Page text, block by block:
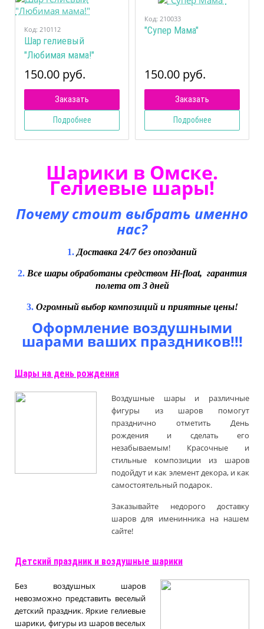
Код: 210112
Шар гелиевый
"Любимая мама!"
150.00 руб.
Заказать
Подробнее
Код: 210033
"Супер Мама"
150.00 руб.
Заказать
Подробнее
Шарики в Омске.
Гелиевые шары!
Почему стоит выбрать именно
нас?
1. Доставка 24/7 без опозданий
2. Все шары обработаны средством Hi-float, гарантия
полета от 3 дней
3. Огромный выбор композиций и приятные цены!
Оформление воздушными
шарами ваших праздников!!!
Шары на день рождения
Воздушные шары и различные
фигуры из шаров помогут
празднично отметить День
рождения и сделать его
незабываемым! Красочные и
стильные композиции из шаров
подойдут и как элемент декора, и как
самостоятельный подарок.
Заказывайте недорого доставку
шаров для именинника на нашем
сайте!
Детский праздник и воздушные шарики
Без воздушных шаров
невозможно представить веселый
детский праздник. Яркие гелиевые
шарики, фигуры из шаров веселых